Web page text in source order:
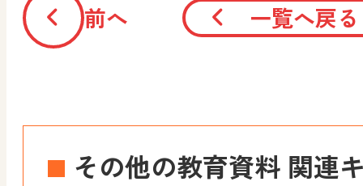
前へ 一覧へ戻る
その他の教育資料 関連